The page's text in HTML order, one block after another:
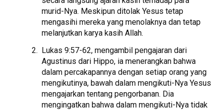
murid-Nya. Meskipun ditolak Yesus tetap
mengasihi mereka yang menolaknya dan tetap
melanjutkan karya kasih Allah.
Lukas 9:57-62, mengambil pengajaran dari
Agustinus dari Hippo, ia menerangkan bahwa
dalam percakapannya dengan setiap orang yang
mengikutinya, bawah dalam mengikuti-Nya Yesus
mengajarkan tentang pengorbanan. Dia
mengingatkan bahwa dalam mengikuti-Nya tidak